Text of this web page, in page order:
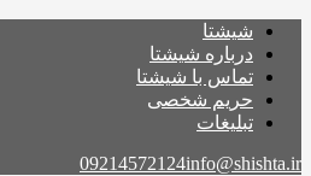
شیشتا
درباره شیشتا
تماس با شیشتا
حریم شخصی
تبلیغات
09214572124info@shishta.ir